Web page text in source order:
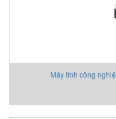
Máy tính công